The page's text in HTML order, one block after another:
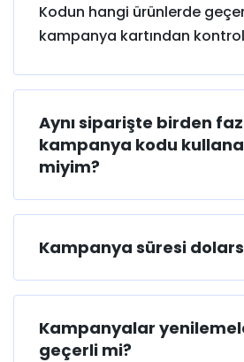
Kodun hangi ürünlerde
kampanya kartından
Aynı siparişte birden
kampanya kodu
miyim?
Kampanya süresi
Kampanyalar
geçerli mi?